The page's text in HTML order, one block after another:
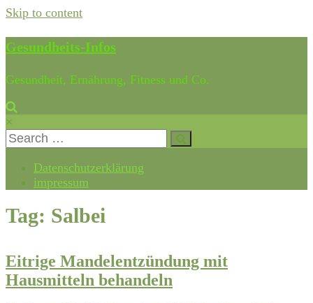
Skip to content
Gesundheits-Infos
Gesundheit, Ernährung, Fitness und Co.
×
Datenschutzerklärung
impressum
Tag: Salbei
Eitrige Mandelentzündung mit
Hausmitteln behandeln